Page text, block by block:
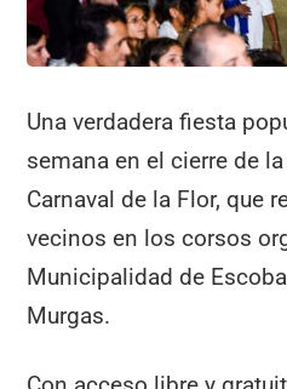
Una verdadera fiesta
semana en el cierre de
Carnaval de la Flor, que
vecinos en los corsos
Municipalidad de
Murgas.